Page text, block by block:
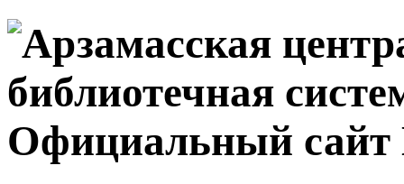
Официальный